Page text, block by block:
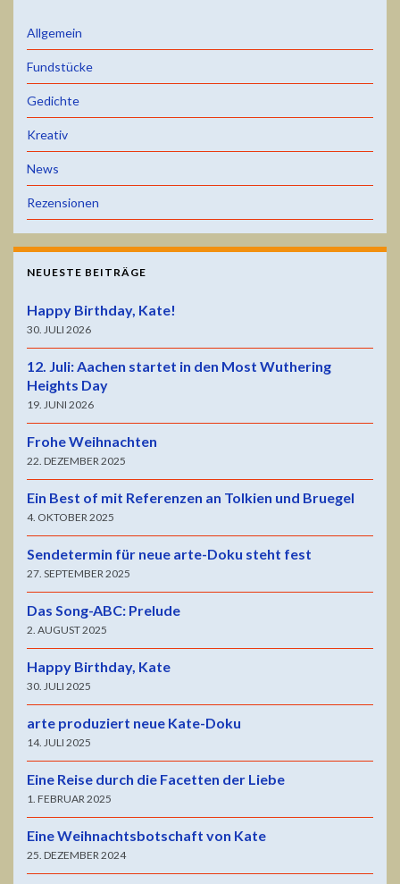
Allgemein
Fundstücke
Gedichte
Kreativ
News
Rezensionen
NEUESTE BEITRÄGE
Happy Birthday, Kate!
30. JULI 2026
12. Juli: Aachen startet in den Most Wuthering
Heights Day
19. JUNI 2026
Frohe Weihnachten
22. DEZEMBER 2025
Ein Best of mit Referenzen an Tolkien und Bruegel
4. OKTOBER 2025
Sendetermin für neue arte-Doku steht fest
27. SEPTEMBER 2025
Das Song-ABC: Prelude
2. AUGUST 2025
Happy Birthday, Kate
30. JULI 2025
arte produziert neue Kate-Doku
14. JULI 2025
Eine Reise durch die Facetten der Liebe
1. FEBRUAR 2025
Eine Weihnachtsbotschaft von Kate
25. DEZEMBER 2024